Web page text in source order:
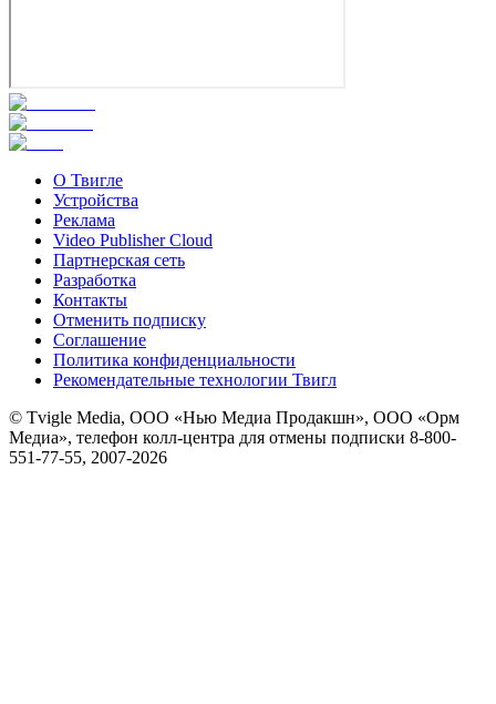
О Твигле
Устройства
Реклама
Video Publisher Cloud
Партнерская сеть
Разработка
Контакты
Отменить подписку
Соглашение
Политика конфиденциальности
Рекомендательные технологии Твигл
© Tvigle Media, ООО «Нью Медиа Продакшн», ООО «Орм
Медиа», телефон колл-центра для отмены подписки 8-800-
551-77-55, 2007-2026